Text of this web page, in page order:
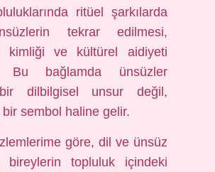
ritüel şarkılarda
tekrar edilmesi,
kimliği ve kültürel aidiyeti
Bu bağlamda ünsüzler
dilbilgisel unsur değil,
sembol haline gelir.
göre, dil ve ünsüz
bireylerin topluluk içindeki